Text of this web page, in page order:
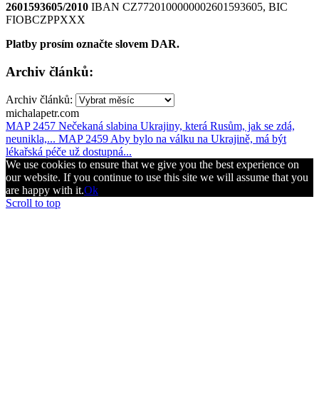
2601593605/2010 IBAN CZ7720100000002601593605, BIC
FIOBCZPPXXX
Platby prosím označte slovem DAR.
Archiv článků:
Archiv článků:
michalapetr.com
MAP 2457 Nečekaná slabina Ukrajiny, která Rusům, jak se zdá,
neunikla,... MAP 2459 Aby bylo na válku na Ukrajině, má být
lékařská péče už dostupná...
We use cookies to ensure that we give you the best experience on
our website. If you continue to use this site we will assume that you
are happy with it.Ok
Scroll to top